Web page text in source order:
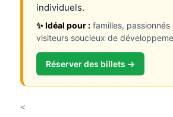
individuels.
✨ Idéal pour :familles,
visiteurs soucieux de
Réserver des billets →
<